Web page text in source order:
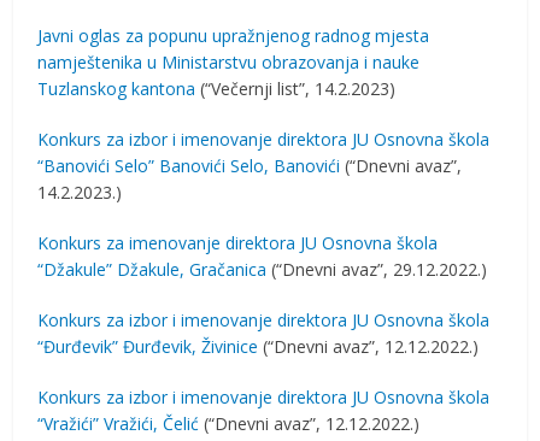
Javni oglas za popunu upražnjenog radnog mjesta
namještenika u Ministarstvu obrazovanja i nauke
Tuzlanskog kantona (“Večernji list”, 14.2.2023)
Konkurs za izbor i imenovanje direktora JU Osnovna škola
“Banovići Selo” Banovići Selo, Banovići (“Dnevni avaz”,
14.2.2023.)
Konkurs za imenovanje direktora JU Osnovna škola
“Džakule” Džakule, Gračanica (“Dnevni avaz”, 29.12.2022.)
Konkurs za izbor i imenovanje direktora JU Osnovna škola
“Đurđevik” Đurđevik, Živinice (“Dnevni avaz”, 12.12.2022.)
Konkurs za izbor i imenovanje direktora JU Osnovna škola
“Vražići” Vražići, Čelić (“Dnevni avaz”, 12.12.2022.)